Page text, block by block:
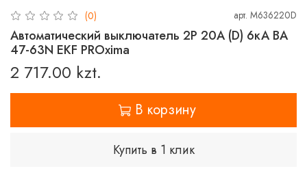
(0) арт. M636220D
Автоматический выключатель 2P 20А (D) 6кА ВА
47-63N EKF PROxima
2 717.00 kzt.
В корзину
Купить в 1 клик